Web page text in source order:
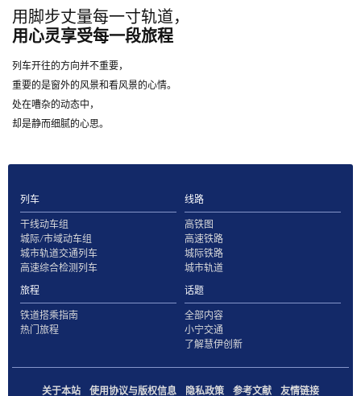
用脚步丈量每一寸轨道，
用心灵享受每一段旅程
列车开往的方向并不重要，
重要的是窗外的风景和看风景的心情。
处在嘈杂的动态中，
却是静而细腻的心思。
列车
干线动车组
城际/市域动车组
城市轨道交通列车
高速综合检测列车
线路
高铁图
高速铁路
城际铁路
城市轨道
旅程
铁道搭乘指南
热门旅程
话题
全部内容
小宁交通
了解慧伊创新
关于本站 使用协议与版权信息 隐私政策 参考文献 友情链接